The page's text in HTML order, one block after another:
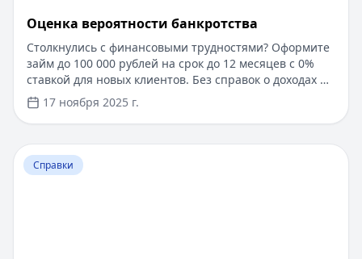
Оценка вероятности банкротства
Столкнулись с финансовыми трудностями? Оформите
займ до 100 000 рублей на срок до 12 месяцев с 0%
ставкой для новых клиентов. Без справок о доходах и
документов — решение за 5 минут. Получите деньги
быстро и прозрачно через проверенные сервисы.
17 ноября 2025 г.
Перейти к статье:
Справки